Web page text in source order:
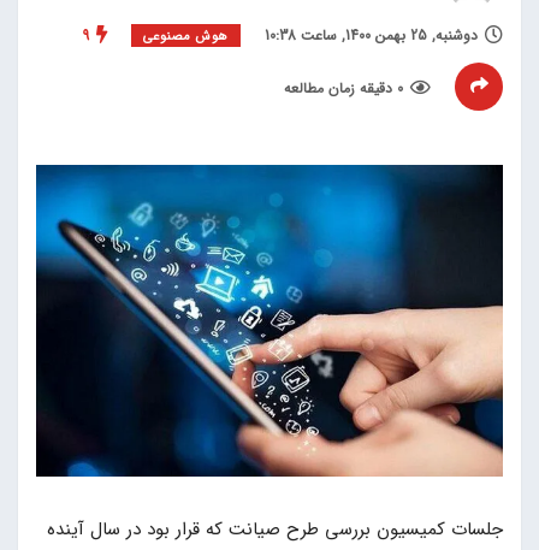
دوشنبه, 25 بهمن 1400, ساعت 10:38 هوش مصنوعی 9
0 دقیقه زمان مطالعه
جلسات کمیسیون بررسی طرح صیانت که قرار بود در سال آینده